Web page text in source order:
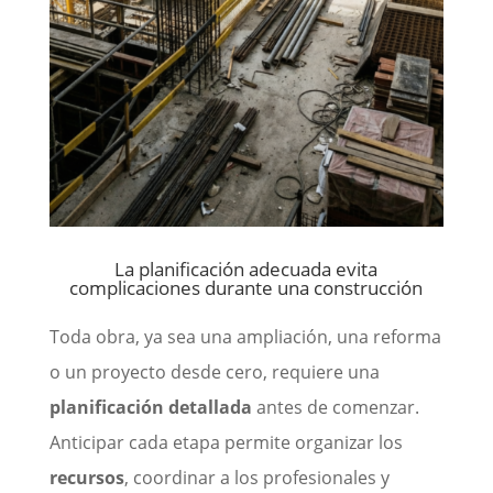
La planificación adecuada evita
complicaciones durante una construcción
Toda obra, ya sea una ampliación, una reforma
o un proyecto desde cero, requiere una
planificación detallada antes de comenzar.
Anticipar cada etapa permite organizar los
recursos, coordinar a los profesionales y